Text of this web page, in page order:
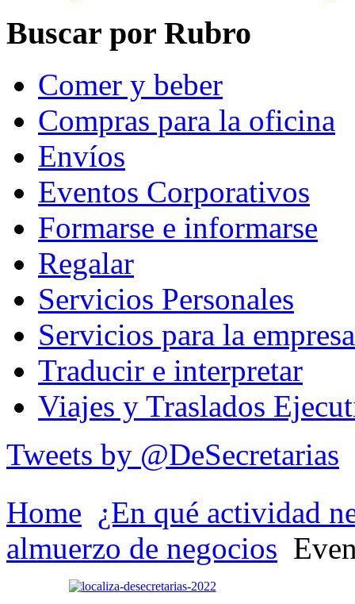
Buscar por Rubro
Comer y beber
Compras para la oficina
Envíos
Eventos Corporativos
Formarse e informarse
Regalar
Servicios Personales
Servicios para la empresa
Traducir e interpretar
Viajes y Traslados
Tweets by @DeSecretarias
Home ¿En qué actividad
almuerzo de negocios